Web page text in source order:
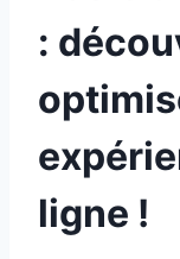
:
ligne !